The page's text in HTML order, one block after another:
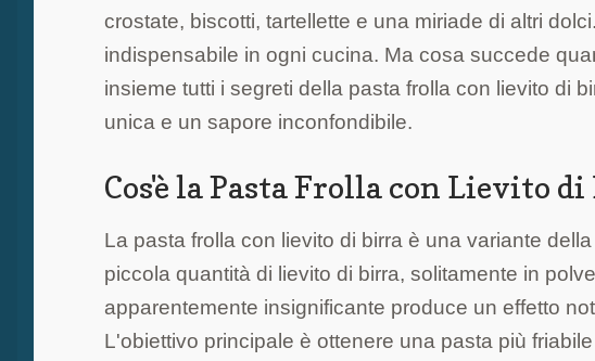
crostate, biscotti, tartellette e una miriade di altri
indispensabile in ogni cucina. Ma cosa succede
insieme tutti i segreti della pasta frolla con lievito di
unica e un sapore inconfondibile.
Cos'è la Pasta Frolla con Lievito
La pasta frolla con lievito di birra è una variante
piccola quantità di lievito di birra, solitamente in
apparentemente insignificante produce un effetto
L'obiettivo principale è ottenere una pasta più